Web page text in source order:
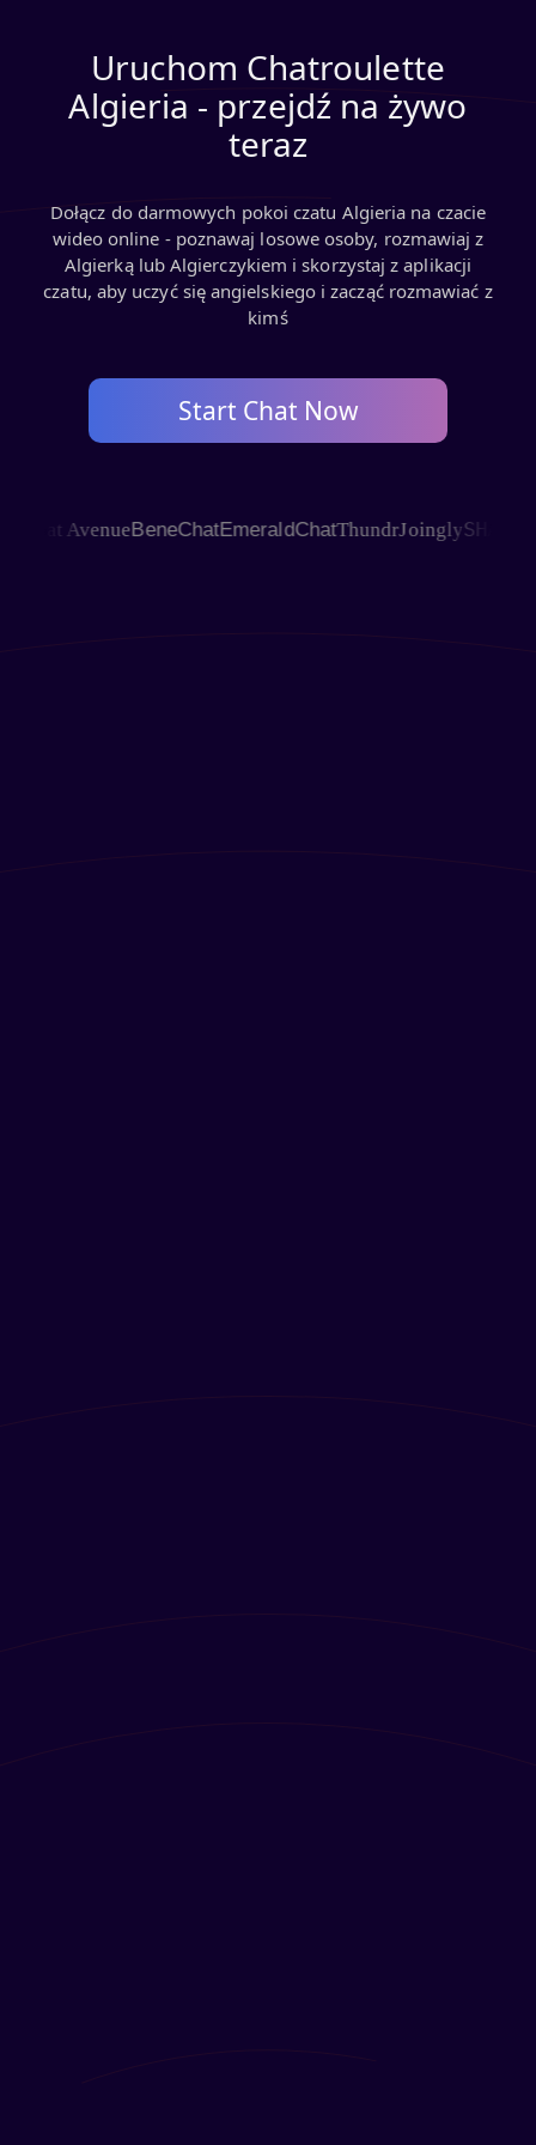
Uruchom Chatroulette
Algieria - przejdź na żywo
teraz
Dołącz do darmowych pokoi czatu Algieria na czacie
wideo online - poznawaj losowe osoby, rozmawiaj z
Algierką lub Algierczykiem i skorzystaj z aplikacji
czatu, aby uczyć się angielskiego i zacząć rozmawiać z
kimś
Start Chat Now
AvenueBeneChatEmeraldChatThundrJoinglySHAGLE